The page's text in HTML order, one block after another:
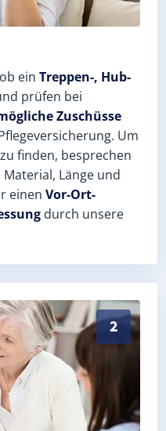
ein Treppen-, Hub-
prüfen bei
Zuschüsse
Um
finden, besprechen
Länge und
einen Vor-Ort-
durch unsere
2
(Erzgebirgskreis) –